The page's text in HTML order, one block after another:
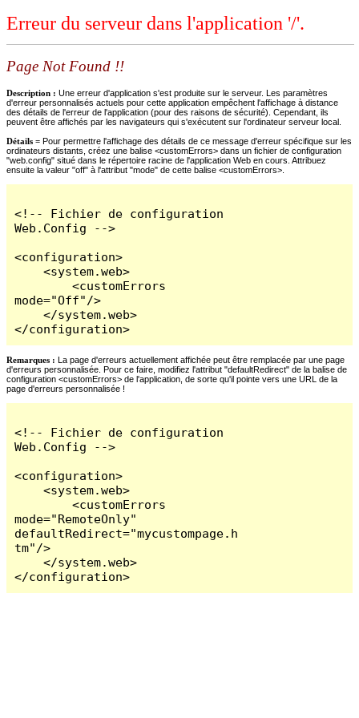
Erreur du serveur dans l'application '/'.
Page Not Found !!
Description : Une erreur d'application s'est produite sur le serveur. Les paramètres
d'erreur personnalisés actuels pour cette application empêchent l'affichage à distance
des détails de l'erreur de l'application (pour des raisons de sécurité). Cependant, ils
peuvent être affichés par les navigateurs qui s'exécutent sur l'ordinateur serveur local.
Détails = Pour permettre l'affichage des détails de ce message d'erreur spécifique sur les
ordinateurs distants, créez une balise <customErrors> dans un fichier de configuration
"web.config" situé dans le répertoire racine de l'application Web en cours. Attribuez
ensuite la valeur "off" à l'attribut "mode" de cette balise <customErrors>.
<!-- Fichier de configuration
Web.Config -->
<configuration>
    <system.web>
        <customErrors
mode="Off"/>
    </system.web>
</configuration>
Remarques : La page d'erreurs actuellement affichée peut être remplacée par une page
d'erreurs personnalisée. Pour ce faire, modifiez l'attribut "defaultRedirect" de la balise de
configuration <customErrors> de l'application, de sorte qu'il pointe vers une URL de la
page d'erreurs personnalisée !
<!-- Fichier de configuration
Web.Config -->
<configuration>
    <system.web>
        <customErrors
mode="RemoteOnly"
defaultRedirect="mycustompage.h
tm"/>
    </system.web>
</configuration>